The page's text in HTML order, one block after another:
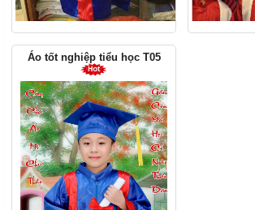
Áo tốt nghiệp tiểu học T05